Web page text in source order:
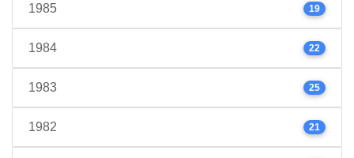
1985 19
1984 22
1983 25
1982 21